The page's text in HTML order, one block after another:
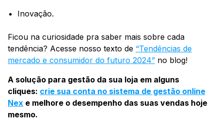
Inovação.
Ficou na curiosidade pra saber mais sobre cada
tendência? Acesse nosso texto de “Tendências de
mercado e consumidor do futuro 2024” no blog!
A solução para gestão da sua loja em alguns
cliques: crie sua conta no sistema de gestão online
Nex e melhore o desempenho das suas vendas hoje
mesmo.